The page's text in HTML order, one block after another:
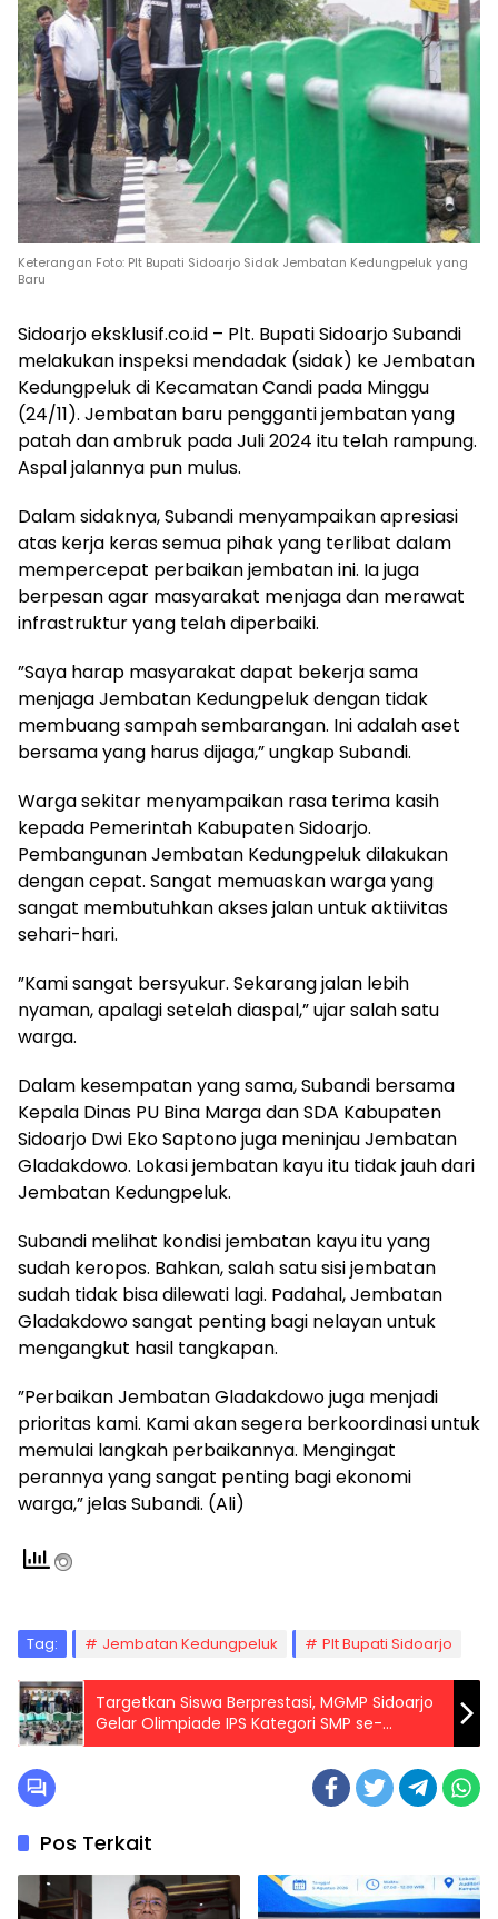
Keterangan Foto: Plt Bupati Sidoarjo Sidak Jembatan Kedungpeluk yang
Baru
Sidoarjo eksklusif.co.id – Plt. Bupati Sidoarjo Subandi
melakukan inspeksi mendadak (sidak) ke Jembatan
Kedungpeluk di Kecamatan Candi pada Minggu
(24/11). Jembatan baru pengganti jembatan yang
patah dan ambruk pada Juli 2024 itu telah rampung.
Aspal jalannya pun mulus.
Dalam sidaknya, Subandi menyampaikan apresiasi
atas kerja keras semua pihak yang terlibat dalam
mempercepat perbaikan jembatan ini. Ia juga
berpesan agar masyarakat menjaga dan merawat
infrastruktur yang telah diperbaiki.
”Saya harap masyarakat dapat bekerja sama
menjaga Jembatan Kedungpeluk dengan tidak
membuang sampah sembarangan. Ini adalah aset
bersama yang harus dijaga,” ungkap Subandi.
Warga sekitar menyampaikan rasa terima kasih
kepada Pemerintah Kabupaten Sidoarjo.
Pembangunan Jembatan Kedungpeluk dilakukan
dengan cepat. Sangat memuaskan warga yang
sangat membutuhkan akses jalan untuk aktiivitas
sehari-hari.
”Kami sangat bersyukur. Sekarang jalan lebih
nyaman, apalagi setelah diaspal,” ujar salah satu
warga.
Dalam kesempatan yang sama, Subandi bersama
Kepala Dinas PU Bina Marga dan SDA Kabupaten
Sidoarjo Dwi Eko Saptono juga meninjau Jembatan
Gladakdowo. Lokasi jembatan kayu itu tidak jauh dari
Jembatan Kedungpeluk.
Subandi melihat kondisi jembatan kayu itu yang
sudah keropos. Bahkan, salah satu sisi jembatan
sudah tidak bisa dilewati lagi. Padahal, Jembatan
Gladakdowo sangat penting bagi nelayan untuk
mengangkut hasil tangkapan.
”Perbaikan Jembatan Gladakdowo juga menjadi
prioritas kami. Kami akan segera berkoordinasi untuk
memulai langkah perbaikannya. Mengingat
perannya yang sangat penting bagi ekonomi
warga,” jelas Subandi. (Ali)
Tag: Jembatan Kedungpeluk Plt Bupati Sidoarjo
Targetkan Siswa Berprestasi, MGMP Sidoarjo
Gelar Olimpiade IPS Kategori SMP se-
Kabupsten Sidoarjo
Pos Terkait